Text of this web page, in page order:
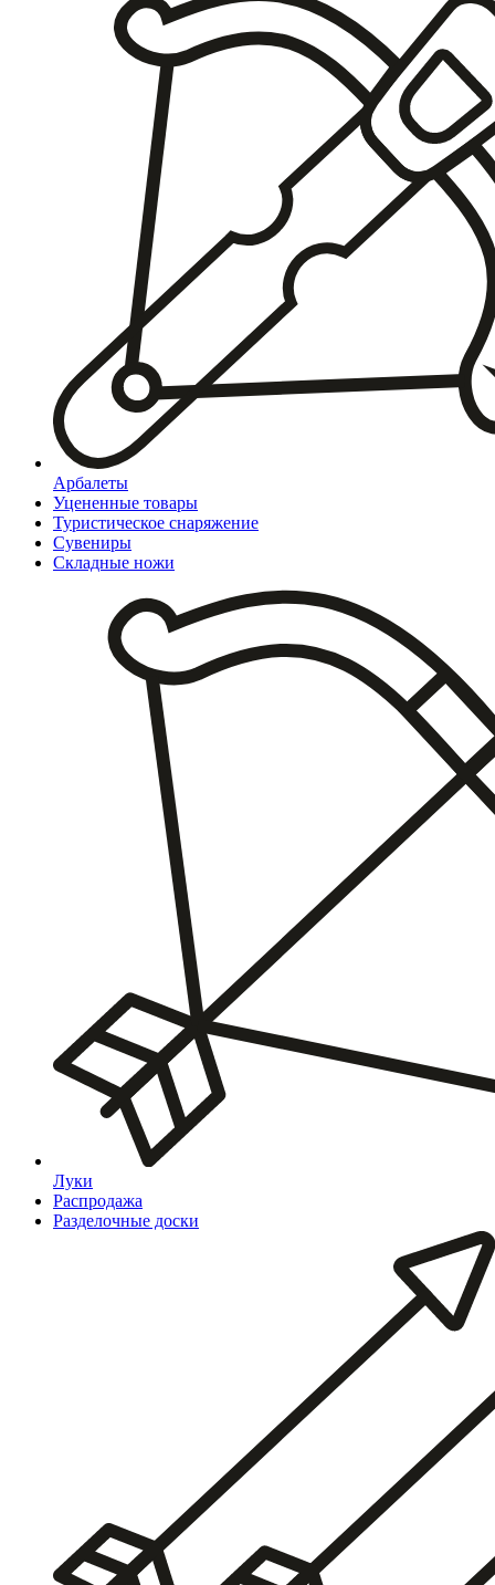
Арбалеты
Уцененные товары
Туристическое снаряжение
Сувениры
Складные ножи
Луки
Распродажа
Разделочные доски